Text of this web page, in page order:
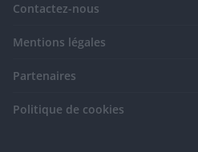
Contactez-nous
Mentions légales
Partenaires
Politique de cookies